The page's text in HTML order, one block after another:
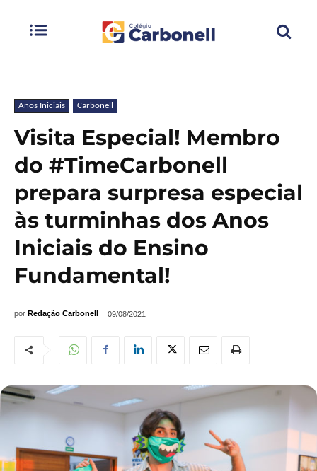
Anos Iniciais Carbonell
Visita Especial! Membro
do #TimeCarbonell
prepara surpresa especial
às turminhas dos Anos
Iniciais do Ensino
Fundamental!
por Redação Carbonell 09/08/2021